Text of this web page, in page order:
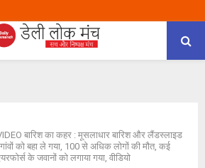
बारिश का कहर : मूसलाधार बारिश और लैंडस्लाइड
को बहा ले गया, 100 से अधिक लोगों की मौत, कई
के जवानों को लगाया गया, वीडियो